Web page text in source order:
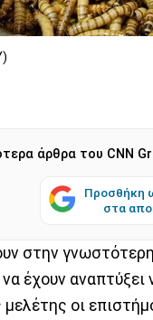
άρθρα του CNN
Προσθήκη
στα
στην
έχουν αναπτύξει
μελέτης οι